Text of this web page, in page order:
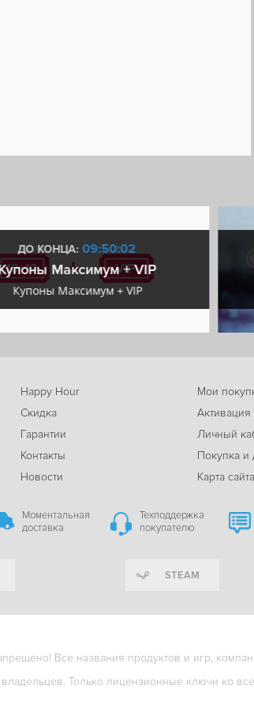
ДО КОНЦА:09:50:01
Максимум + VIP
Купоны Максимум + VIP
Happy Hour
Скидка
Гарантии
Контакты
Новости
Мои
Активация
Личный
Покупка и
Карта сайта
Моментальная
доставка
Техподдержка
покупателю
STEAM
Все названия продуктов и игр,
Только лицензионные ключи ко